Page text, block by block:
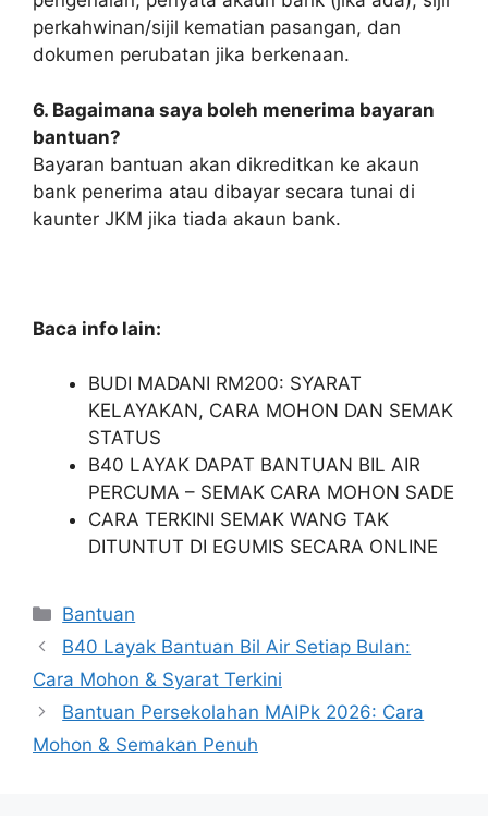
perkahwinan/sijil kematian pasangan, dan
dokumen perubatan jika berkenaan.
6. Bagaimana saya boleh menerima bayaran
bantuan?
Bayaran bantuan akan dikreditkan ke akaun
bank penerima atau dibayar secara tunai di
kaunter JKM jika tiada akaun bank.
Baca info lain:
BUDI MADANI RM200: SYARAT
KELAYAKAN, CARA MOHON DAN SEMAK
STATUS
B40 LAYAK DAPAT BANTUAN BIL AIR
PERCUMA – SEMAK CARA MOHON SADE
CARA TERKINI SEMAK WANG TAK
DITUNTUT DI EGUMIS SECARA ONLINE
Categories
Bantuan
B40 Layak Bantuan Bil Air Setiap Bulan:
Cara Mohon & Syarat Terkini
Bantuan Persekolahan MAIPk 2026: Cara
Mohon & Semakan Penuh